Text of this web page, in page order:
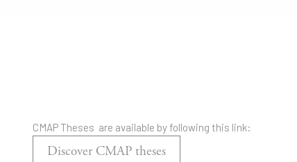
CMAP Theses are available by following this link:
Discover CMAP theses